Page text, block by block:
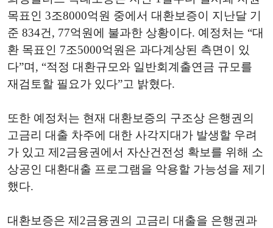
목표인 3조8000억원 중에서 대환보증이 지난달 기
준 834건, 77억원에 불과한 상황이다. 예정처는 “대
환 목표인 7조5000억원은 과다계상된 측면이 있
다”며, “적정 대환규모와 일반회계출연금 규모를
재검토할 필요가 있다”고 밝혔다.
또한 예정처는 현재 대환보증의 구조상 은행권의
고금리 대출 차주에 대한 사각지대가 발생할 우려
가 있고 제2금융권에서 자산건전성 확보를 위해 소
상공인 대환대출 프로그램을 악용할 가능성을 제기
했다.
대환보증은 제2금융권의 고금리 대출을 은행권과